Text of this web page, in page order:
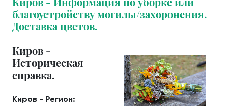
благоустройству могилы/захоронения.
Доставка цветов.
Киров -
Историческая
справка.
Киров - Регион: